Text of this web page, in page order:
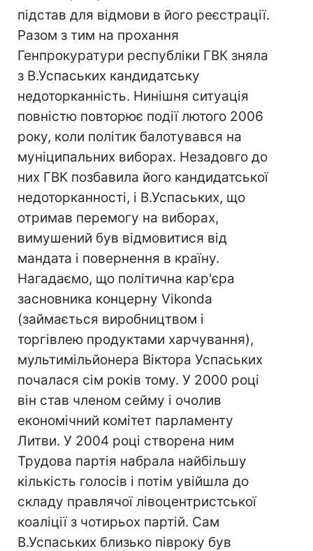
підстав для відмови в його реєстрації.
Разом з тим на прохання
Генпрокуратури республіки ГВК зняла
з В.Успаських кандидатську
недоторканність. Нинішня ситуація
повністю повторює події лютого 2006
року, коли політик балотувався на
муніципальних виборах. Незадовго до
них ГВК позбавила його кандидатської
недоторканності, і В.Успаських, що
отримав перемогу на виборах,
вимушений був відмовитися від
мандата і повернення в країну.
Нагадаємо, що політична кар'єра
засновника концерну Vikonda
(займається виробництвом і
торгівлею продуктами харчування),
мультимільйонера Віктора Успаських
почалася сім років тому. У 2000 році
він став членом сейму і очолив
економічний комітет парламенту
Литви. У 2004 році створена ним
Трудова партія набрала найбільшу
кількість голосів і потім увійшла до
складу правлячої лівоцентристської
коаліції з чотирьох партій. Сам
В.Успаських близько півроку був